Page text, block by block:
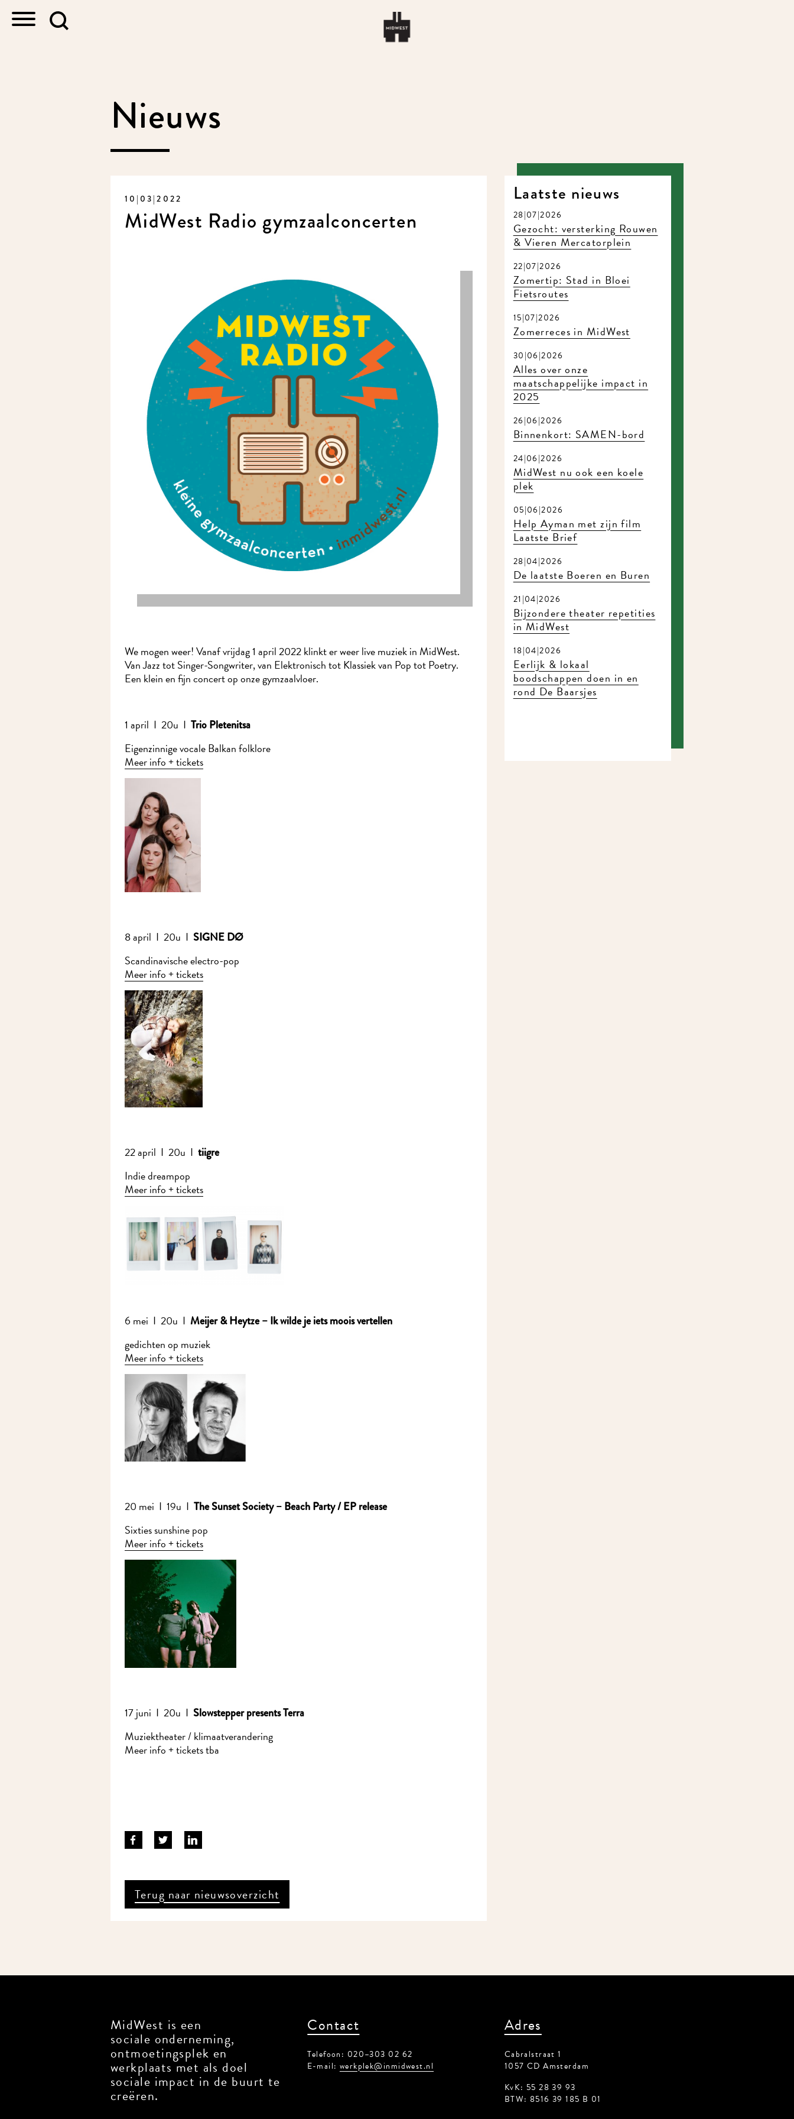
Nieuws
10|03|2022
MidWest Radio gymzaalconcerten
We mogen weer! Vanaf vrijdag 1 april 2022 klinkt er weer live muziek in MidWest.
Van Jazz tot Singer-Songwriter, van Elektronisch tot Klassiek van Pop tot Poetry.
Een klein en fijn concert op onze gymzaalvloer.
1 april I 20u I Trio Pletenitsa
Eigenzinnige vocale Balkan folklore
Meer info + tickets
8 april I 20u I SIGNE DØ
Scandinavische electro-pop
Meer info + tickets
22 april I 20u I tiigre
Indie dreampop
Meer info + tickets
6 mei I 20u I Meijer & Heytze – Ik wilde je iets moois vertellen
gedichten op muziek
Meer info + tickets
20 mei I 19u I The Sunset Society – Beach Party / EP release
Sixties sunshine pop
Meer info + tickets
17 juni I 20u I Slowstepper presents Terra
Muziektheater / klimaatverandering
Meer info + tickets tba
Terug naar nieuwsoverzicht
Laatste nieuws
28|07|2026
Gezocht: versterking Rouwen
& Vieren Mercatorplein
22|07|2026
Zomertip: Stad in Bloei
Fietsroutes
15|07|2026
Zomerreces in MidWest
30|06|2026
Alles over onze
maatschappelijke impact in
2025
26|06|2026
Binnenkort: SAMEN-bord
24|06|2026
MidWest nu ook een koele
plek
05|06|2026
Help Ayman met zijn film
Laatste Brief
28|04|2026
De laatste Boeren en Buren
21|04|2026
Bijzondere theater repetities
in MidWest
18|04|2026
Eerlijk & lokaal
boodschappen doen in en
rond De Baarsjes
MidWest is een
sociale onderneming,
ontmoetingsplek en
werkplaats met als doel
sociale impact in de buurt te
creëren.
Contact
Telefoon: 020–303 02 62
E-mail:werkplek@inmidwest.nl
Adres
Cabralstraat 1
1057 CD Amsterdam
KvK: 55 28 39 93
BTW: 8516 39 185 B 01
Meld je aan voor onze nieuwsbrief en mis nooit meer iets in MidWest.